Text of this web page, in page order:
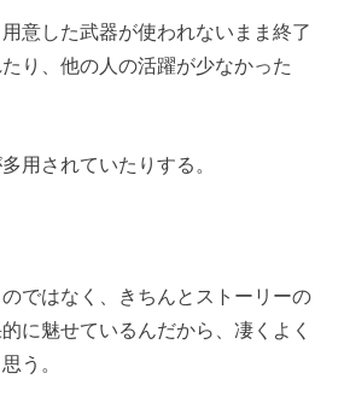
意した武器が使われないまま終了
り、他の人の活躍が少なかった
用されていたりする。
ではなく、きちんとストーリーの
に魅せているんだから、凄くよく
う。